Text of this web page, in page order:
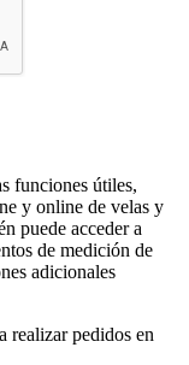
funciones útiles,
y online de velas y
puede acceder a
de medición de
adicionales
realizar pedidos en